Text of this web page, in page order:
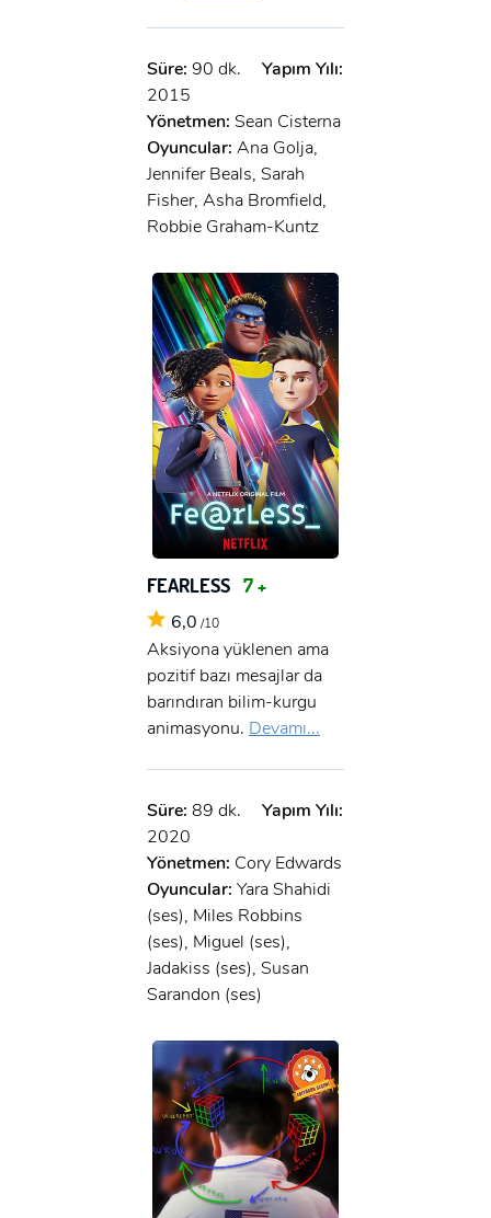
Süre: 90 dk.
Yapım Yılı:
2015
Yönetmen: Sean Cisterna
Oyuncular: Ana Golja,
Jennifer Beals, Sarah
Fisher, Asha Bromfield,
Robbie Graham-Kuntz
FEARLESS 7 +
6,0 /10
Aksiyona yüklenen ama
pozitif bazı mesajlar da
barındıran bilim-kurgu
animasyonu. Devamı...
Süre: 89 dk.
Yapım Yılı:
2020
Yönetmen: Cory Edwards
Oyuncular: Yara Shahidi
(ses), Miles Robbins
(ses), Miguel (ses),
Jadakiss (ses), Susan
Sarandon (ses)